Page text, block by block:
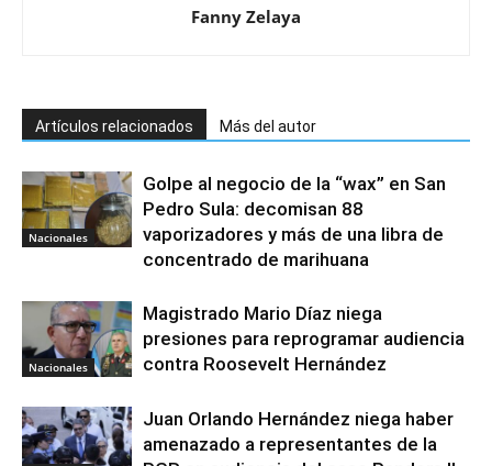
Fanny Zelaya
Artículos relacionados Más del autor
Nacionales
Golpe al negocio de la “wax” en San
Pedro Sula: decomisan 88
vaporizadores y más de una libra de
concentrado de marihuana
Nacionales
Magistrado Mario Díaz niega
presiones para reprogramar audiencia
contra Roosevelt Hernández
Juan Orlando Hernández niega haber
amenazado a representantes de la